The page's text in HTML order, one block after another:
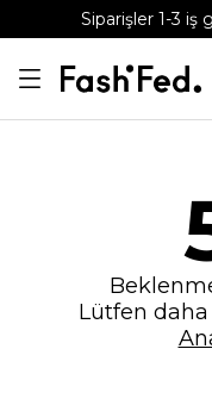
Siparişler 1-3 iş
APP'e özel
Lütfen